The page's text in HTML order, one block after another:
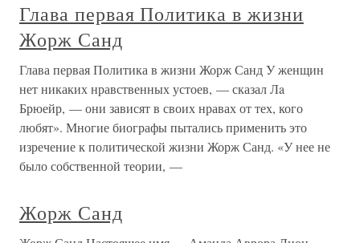
Глава первая Политика в жизни
Жорж Санд
Глава первая Политика в жизни Жорж Санд У женщин
нет никаких нравственных устоев, — сказал Лa
Брюейр, — они зависят в своих нравах от тех, кого
любят». Многие биографы пытались применить это
изречение к политической жизни Жорж Санд. «У нее не
было собственной теории, —
Жорж Санд